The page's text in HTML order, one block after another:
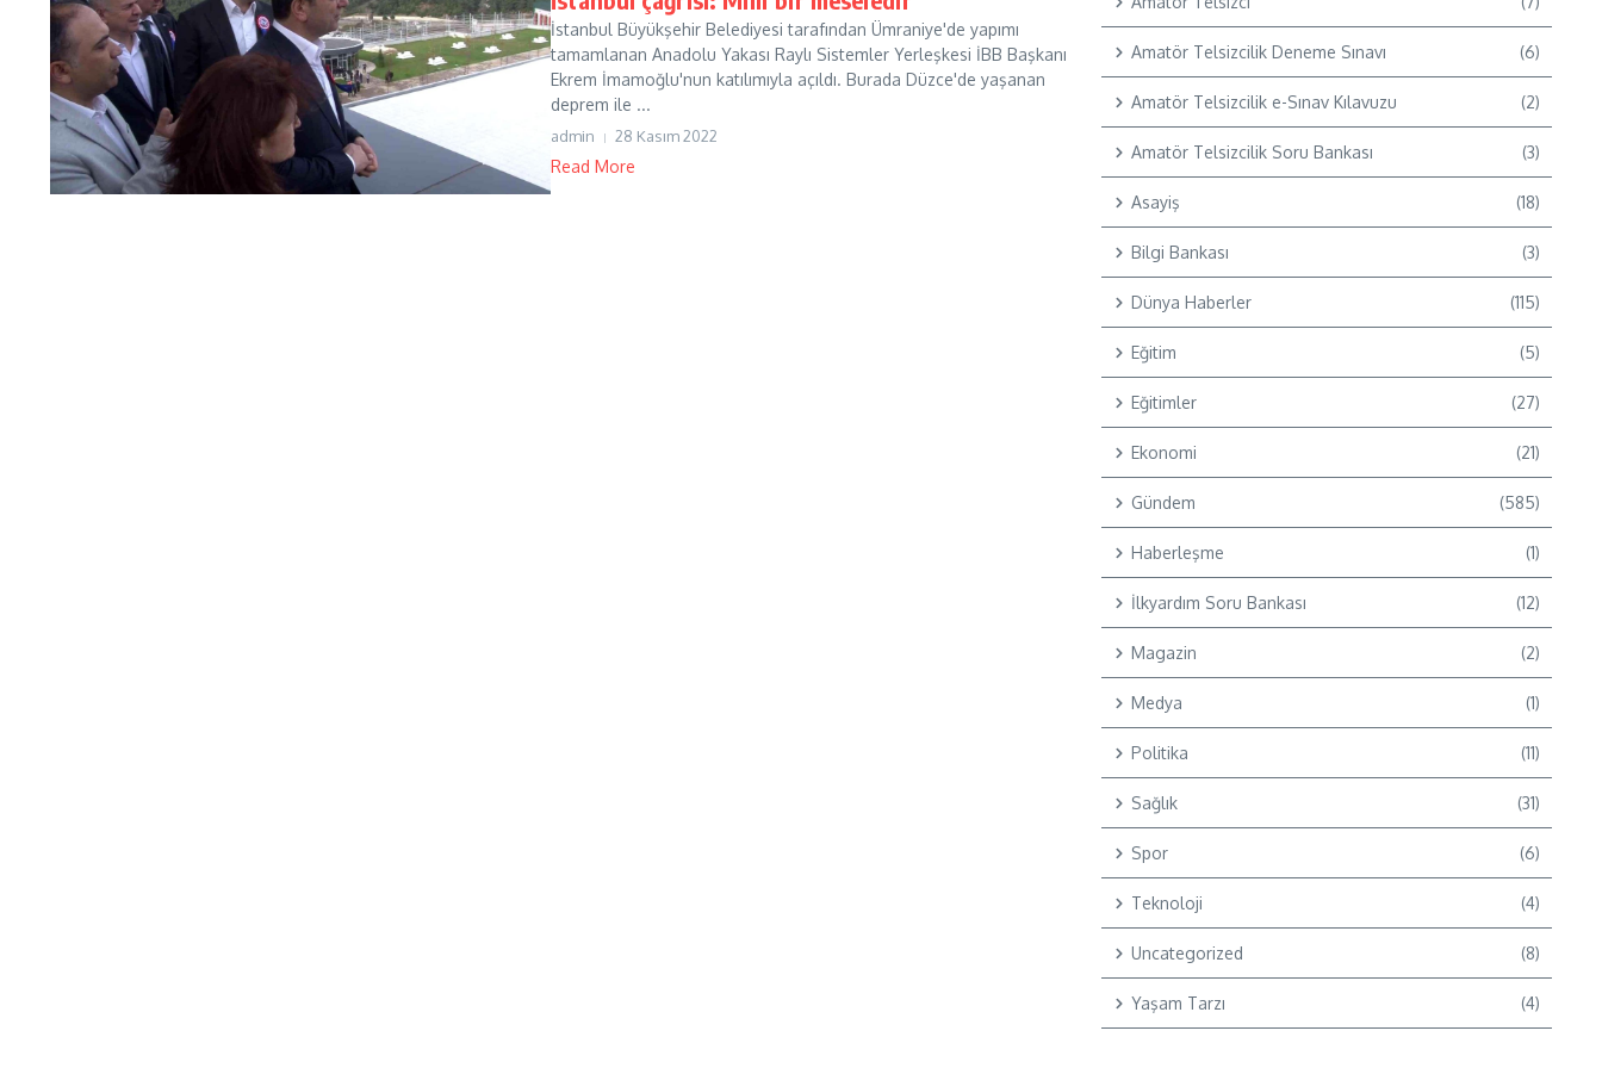
İstanbul Büyükşehir Belediyesi tarafından Ümraniye'de yapımı
tamamlanan Anadolu Yakası Raylı Sistemler Yerleşkesi İBB Başkanı
Ekrem İmamoğlu'nun katılımıyla açıldı. Burada Düzce'de yaşanan
deprem ile ...
admin 28 Kasım 2022
Read More
Amatör Telsizcilik Deneme Sınavı (6)
Amatör Telsizcilik e-Sınav Kılavuzu (2)
Amatör Telsizcilik Soru Bankası (3)
Asayiş (18)
Bilgi Bankası (3)
Dünya Haberler (115)
Eğitim (5)
Eğitimler (27)
Ekonomi (21)
Gündem (585)
Haberleşme (1)
İlkyardım Soru Bankası (12)
Magazin (2)
Medya (1)
Politika (11)
Sağlık (31)
Spor (6)
Teknoloji (4)
Uncategorized (8)
Yaşam Tarzı (4)